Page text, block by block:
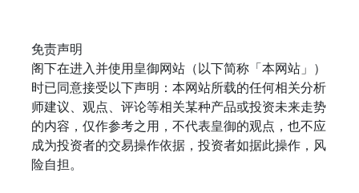
免责声明
阁下在进入并使用皇御网站（以下简称「本网站」）
时已同意接受以下声明：本网站所载的任何相关分析
师建议、观点、评论等相关某种产品或投资未来走势
的内容，仅作参考之用，不代表皇御的观点，也不应
成为投资者的交易操作依据，投资者如据此操作，风
险自担。